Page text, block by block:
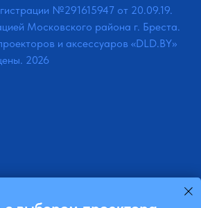
№291615947 от 20.09.19.
Московского района г. Бреста.
и аксессуаров «DLD.BY»
2026